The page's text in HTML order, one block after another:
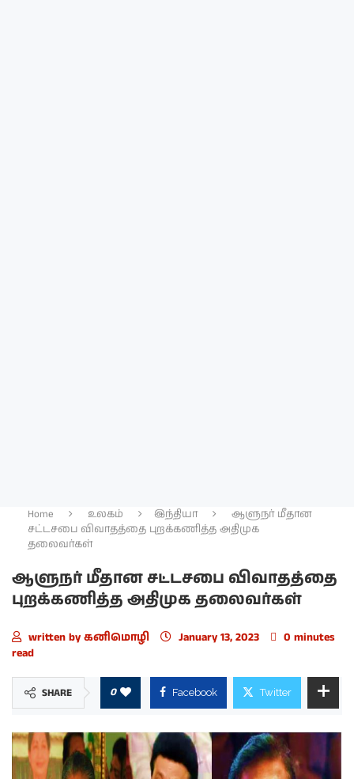
Home உலகம் இந்தியா
ஆளுநர் மீதான
சட்டசபை விவாதத்தை புறக்கணித்த அதிமுக
தலைவர்கள்
ஆளுநர் மீதான சட்டசபை விவாதத்தை
புறக்கணித்த அதிமுக தலைவர்கள்
written by கனிமொழி January 13, 2023
0 minutes
read
SHARE 0 Facebook Twitter